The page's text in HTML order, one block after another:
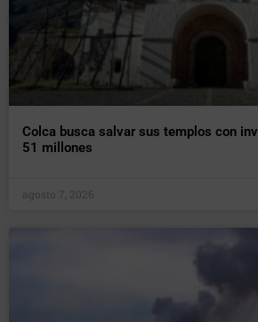
Colca busca salvar sus templos con
51 millones
agosto 7, 2026